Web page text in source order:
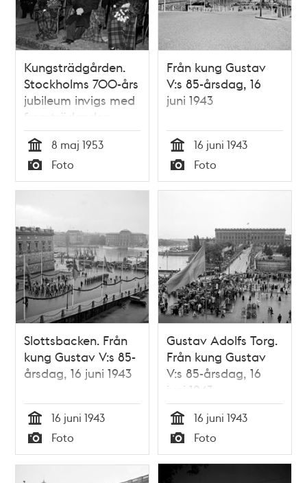
Kungsträdgården.
Stockholms 700-års
jubileum invigs med
framträdanden.
Kungaparet och
prinsessan Sibylla
sitter inlindade i
filtar och tittar
Tid
8 maj 1953
Typ
Foto
Från kung Gustav
V:s 85-årsdag, 16
juni 1943
Tid
16 juni 1943
Typ
Foto
Slottsbacken. Från
kung Gustav V:s 85-
årsdag, 16 juni 1943
Tid
16 juni 1943
Typ
Foto
Gustav Adolfs Torg.
Från kung Gustav
V:s 85-årsdag, 16
juni 1943
Tid
16 juni 1943
Typ
Foto